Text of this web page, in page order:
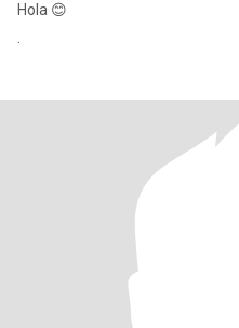
Hola 😊